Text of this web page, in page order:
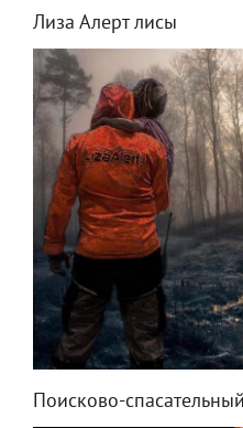
Лиза Алерт лисы
Поисково-